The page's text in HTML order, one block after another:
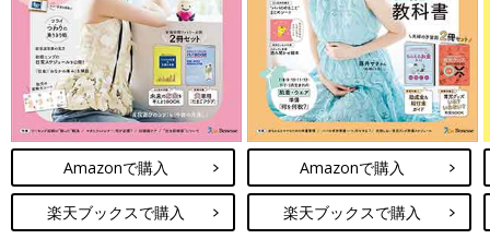
Amazonで購入
楽天ブックスで購入
Amazonで購入
楽天ブックスで購入